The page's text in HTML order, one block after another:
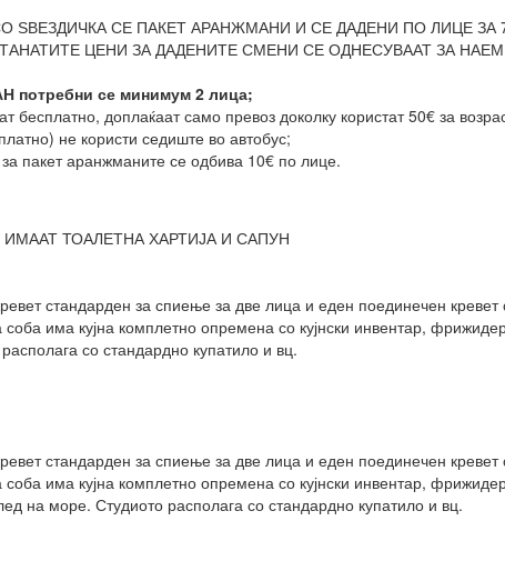
ЅВЕЗДИЧКА СЕ ПАКЕТ АРАНЖМАНИ И СЕ ДАДЕНИ ПО ЛИЦЕ ЗА
ЦЕНИ ЗА ДАДЕНИТЕ СМЕНИ СЕ ОДНЕСУВААТ ЗА
потребни се минимум 2 лица;
бесплатно, доплаќаат само превоз доколку користат 50€ за
не користи седиште во автобус;
пакет аранжманите се одбива 10€ по лице.
ТОАЛЕТНА ХАРТИЈА И САПУН
стандарден за спиење за две лица и еден поединечен
има кујна комплетно опремена со кујнски инвентар,
со стандардно купатило и вц.
стандарден за спиење за две лица и еден поединечен
има кујна комплетно опремена со кујнски инвентар,
на море. Студиото располага со стандардно купатило и вц.